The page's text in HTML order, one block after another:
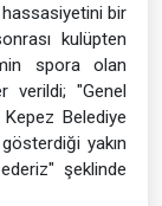
bir
kulüpten
spora olan
verildi; "Genel
Belediye
yakın
şeklinde